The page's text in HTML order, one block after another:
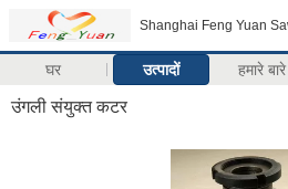
Shanghai Feng Yuan
घर उत्पादों हमारे
उंगली संयुक्त कटर